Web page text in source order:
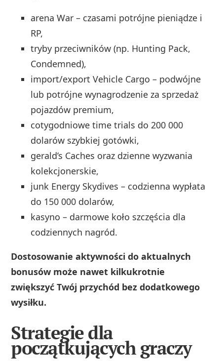
arena War – czasami potrójne pieniądze i
RP,
tryby przeciwników (np. Hunting Pack,
Condemned),
import/export Vehicle Cargo – podwójne
lub potrójne wynagrodzenie za sprzedaż
pojazdów premium,
cotygodniowe time trials do 200 000
dolarów szybkiej gotówki,
gerald’s Caches oraz dzienne wyzwania
kolekcjonerskie,
junk Energy Skydives – codzienna wypłata
do 150 000 dolarów,
kasyno – darmowe koło szczęścia dla
codziennych nagród.
Dostosowanie aktywności do aktualnych
bonusów może nawet kilkukrotnie
zwiększyć Twój przychód bez dodatkowego
wysiłku.
Strategie dla
początkujących graczy